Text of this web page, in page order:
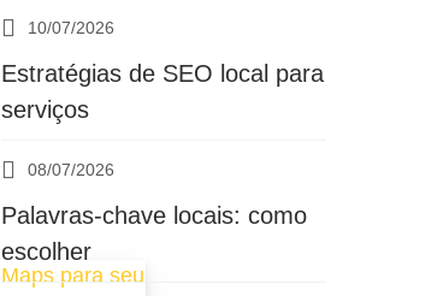
10/07/2026
Estratégias de SEO local para
serviços
08/07/2026
Palavras-chave locais: como
escolher